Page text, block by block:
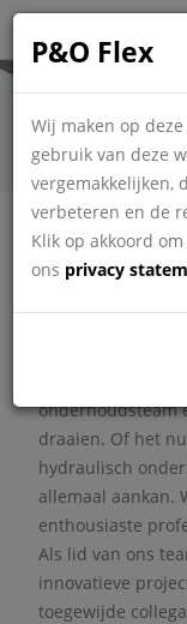
Deze
uitdagingen aan
onderhoudsteam
draaien. Of het
hydraulisch
allemaal aankan.
enthousiaste
Als lid van ons
innovatieve
toegewijde
P&O Flex
Wij maken op
gebruik van deze
vergemakkelijken,
verbeteren en de
Klik op akkoord
ons privacy